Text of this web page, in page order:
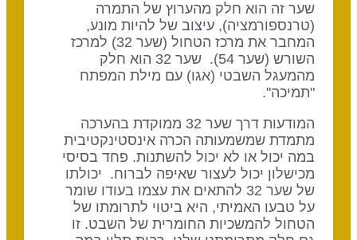
שער זה הוא חלק מהערוץ של התמרה
(טרנספורמציה), עיצוב של להיות מונע,
המחבר את מרכז הטחול (שער 32) למרכז
השורש (שער 54). שער 32 הוא חלק
מהמעגל השבטי (אגו) עם מילת המפתח
"תמיכה".
המודעות דרך שער 32 ממוקדת בהערכה
מתמדת שמשמעותה הכרה אינסטינקטיבית
במה יכול או לא יכול להשתנות. פחד בסיסי
מכישלון יכול לעצור שאיפה לברוח. יכולתו
של שער 32 להתאים את עצמו בעודו שומר
על טבעו האמיתי, היא ביטוי לתרומתו של
הטחול להמשכיות החומרית של השבט. זו